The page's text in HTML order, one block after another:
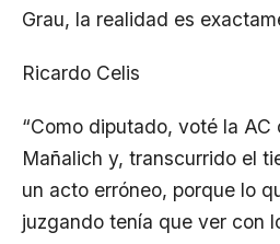
Grau, la realidad es
Ricardo Celis
“Como diputado, voté la
Mañalich y, transcurrido el
un acto erróneo, porque lo
juzgando tenía que ver con